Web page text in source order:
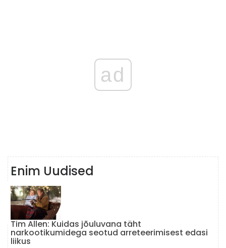
ad
Enim Uudised
Tim Allen: Kuidas jõuluvana täht
narkootikumidega seotud arreteerimisest edasi
liikus